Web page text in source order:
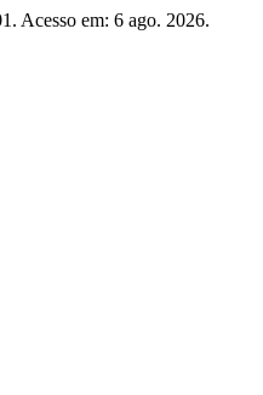
Acesso em: 6 ago. 2026.